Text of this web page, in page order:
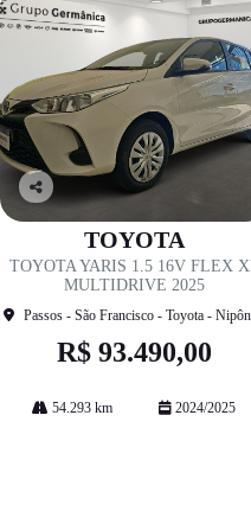
he
TOYOTA
TOYOTA YARIS 1.5 16V FLEX
MULTIDRIVE 2025
Passos - São Francisco - Toyota -
R$ 93.490,00
54.293 km 2024/2025